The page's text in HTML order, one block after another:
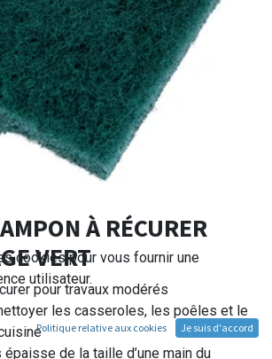
À RÉCURER
VERT
pour travaux modérés
les casseroles, les poêles et le
de la taille d’une main du
cookies pour vous fournir une
utilisateur.
Politique relative aux cookies Je suis d'accord